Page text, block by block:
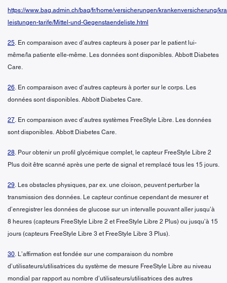
https://www.bag.admin.ch/bag/fr/home/versicherungen/krankenversicherung/
leistungen-tarife/Mittel-und-Gegenstaendeliste.html
25. En comparaison avec d’autres capteurs à poser par le patient lui-
même/la patiente elle-même. Les données sont disponibles. Abbott Diabetes
Care.
26. En comparaison avec d’autres capteurs à porter sur le corps. Les
données sont disponibles. Abbott Diabetes Care.
27. En comparaison avec d’autres systèmes FreeStyle Libre. Les données
sont disponibles. Abbott Diabetes Care.
28. Pour obtenir un profil glycémique complet, le capteur FreeStyle Libre 2
Plus doit être scanné après une perte de signal et remplacé tous les 15 jours.
29. Les obstacles physiques, par ex. une cloison, peuvent perturber la
transmission des données. Le capteur continue cependant de mesurer et
d’enregistrer les données de glucose sur un intervalle pouvant aller jusqu’à
8 heures (capteurs FreeStyle Libre 2 et FreeStyle Libre 2 Plus) ou jusqu’à 15
jours (capteurs FreeStyle Libre 3 et FreeStyle Libre 3 Plus).
30. L’affirmation est fondée sur une comparaison du nombre
d’utilisateurs/utilisatrices du système de mesure FreeStyle Libre au niveau
mondial par rapport au nombre d’utilisateurs/utilisatrices des autres